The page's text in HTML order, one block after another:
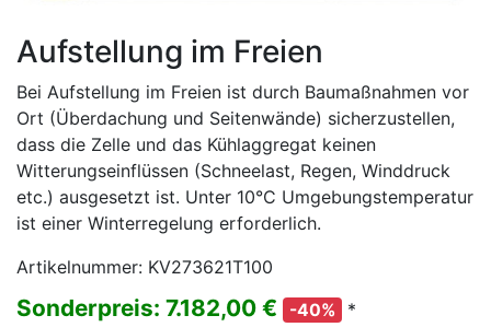
Aufstellung im Freien
Bei Aufstellung im Freien ist durch Baumaßnahmen vor
Ort (Überdachung und Seitenwände) sicherzustellen,
dass die Zelle und das Kühlaggregat keinen
Witterungseinflüssen (Schneelast, Regen, Winddruck
etc.) ausgesetzt ist. Unter 10°C Umgebungstemperatur
ist einer Winterregelung erforderlich.
Artikelnummer: KV273621T100
Sonderpreis: 7.182,00 € -40% *